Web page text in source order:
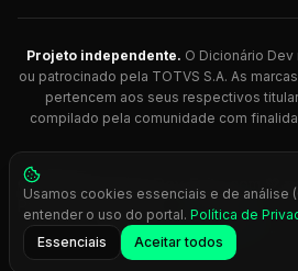
Projeto independente. O Dicionário
ou patrocinado pela TOTVS S.A. As
pertencem aos seus respectivos
compilado pela comunidade com
© 2026 Dicionário Dev. Feito com 💚
Protheus.
Press Ctrl+K
Usamos cookies essenciais e de análise
entender o uso do portal. Política de
Essenciais
Aceitar todos